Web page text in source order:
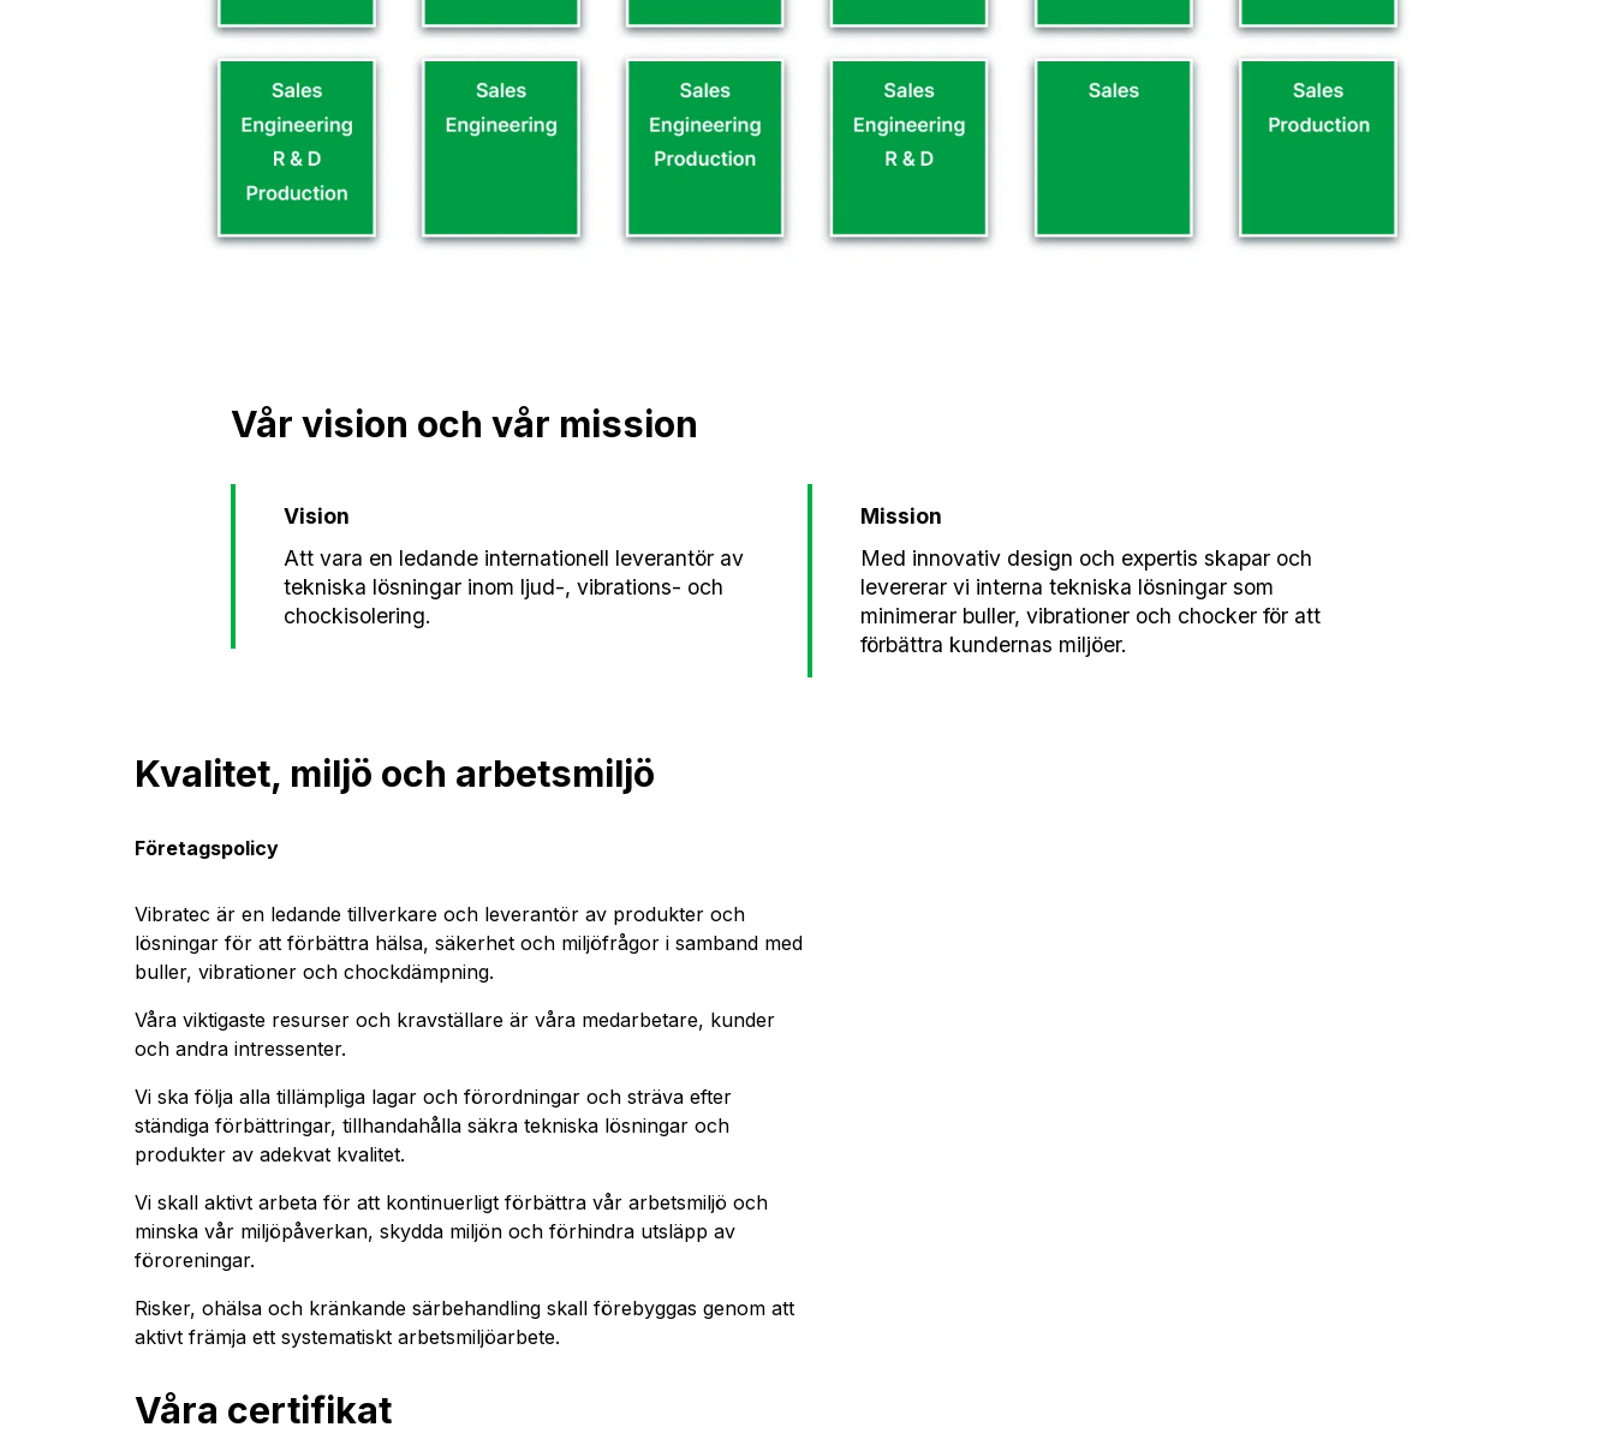
Vår vision och vår mission
Vision
Att vara en ledande internationell leverantör av
tekniska lösningar inom ljud-, vibrations- och
chockisolering.
Mission
Med innovativ design och expertis skapar och
levererar vi interna tekniska lösningar som
minimerar buller, vibrationer och chocker för att
förbättra kundernas miljöer.
Kvalitet, miljö och arbetsmiljö
Företagspolicy
Vibratec är en ledande tillverkare och leverantör av produkter och
lösningar för att förbättra hälsa, säkerhet och miljöfrågor i samband med
buller, vibrationer och chockdämpning.
Våra viktigaste resurser och kravställare är våra medarbetare, kunder
och andra intressenter.
Vi ska följa alla tillämpliga lagar och förordningar och sträva efter
ständiga förbättringar, tillhandahålla säkra tekniska lösningar och
produkter av adekvat kvalitet.
Vi skall aktivt arbeta för att kontinuerligt förbättra vår arbetsmiljö och
minska vår miljöpåverkan, skydda miljön och förhindra utsläpp av
föroreningar.
Risker, ohälsa och kränkande särbehandling skall förebyggas genom att
aktivt främja ett systematiskt arbetsmiljöarbete.
Våra certifikat